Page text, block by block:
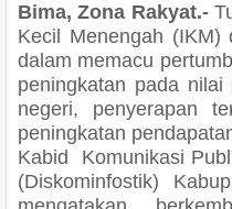
Bima, Zona Rakyat.-
Kecil Menengah (IKM)
dalam memacu
peningkatan pada
negeri, penyerapan
peningkatan
Kabid Komunikasi
(Diskominfostik)